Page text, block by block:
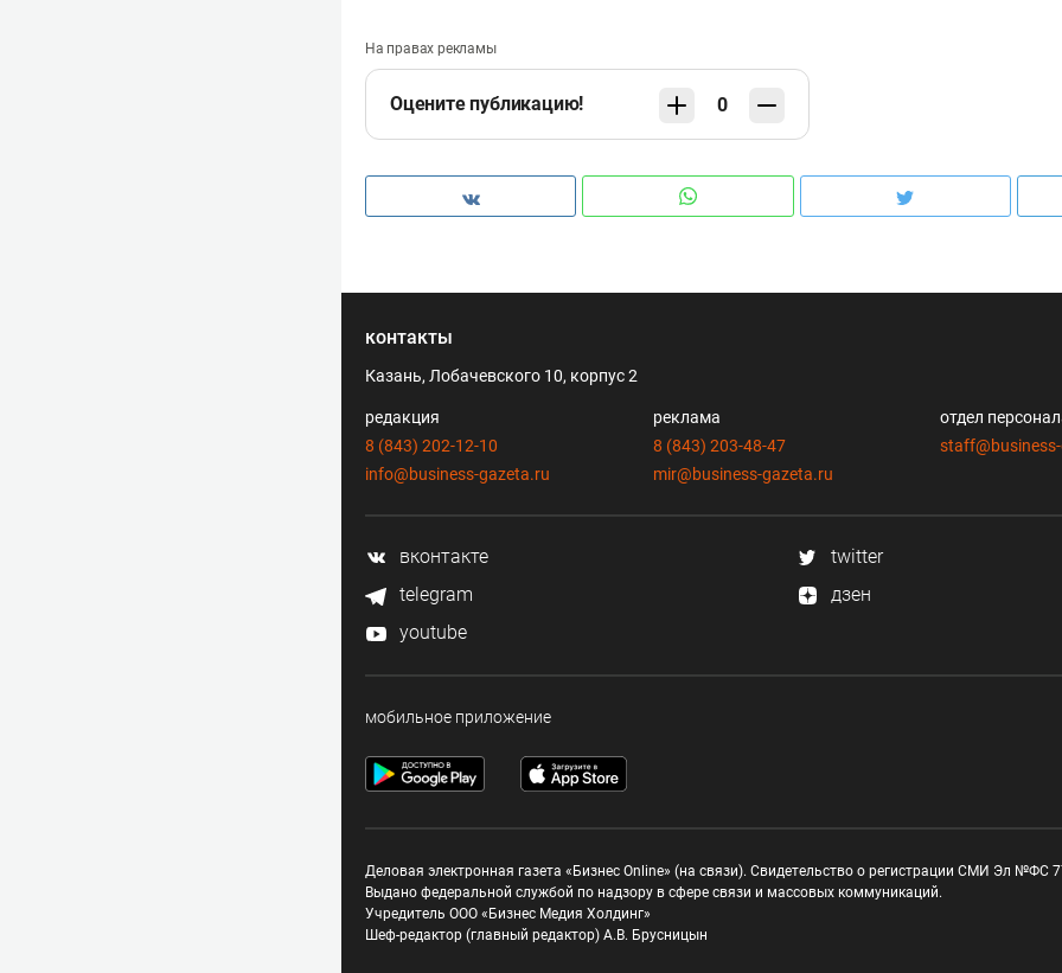
На правах рекламы
Оцените публикацию! 0
контакты
Казань, Лобачевского 10, корпус 2
редакция
8 (843) 202-12-10
info@business-gazeta.ru
реклама
8 (843) 203-48-47
mir@business-gazeta.ru
отдел
вконтакте
twitter
telegram
дзен
youtube
мобильное приложение
Деловая электронная газета «Бизнес Online» (на связи). Свидетельство о регистрации СМИ Эл №ФС
Выдано федеральной службой по надзору в сфере связи и массовых коммуникаций.
Учредитель ООО «Бизнес Медия Холдинг»
Шеф-редактор (главный редактор) А.В. Брусницын